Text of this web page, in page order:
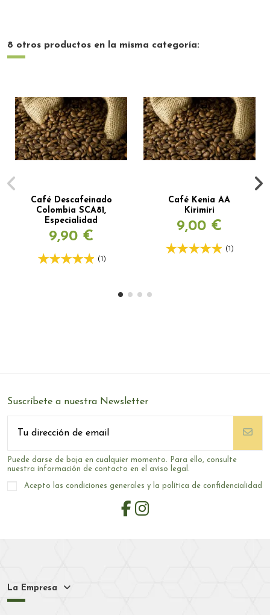
8 otros productos en la misma categoría:
Café Descafeinado
Colombia SCA81,
Especialidad
9,90 €
(1)
Café Kenia AA
Kirimiri
9,00 €
(1)
Suscríbete a nuestra Newsletter
Puede darse de baja en cualquier momento. Para ello, consulte
nuestra información de contacto en el aviso legal.
Acepto las condiciones generales y la política de confidencialidad
La Empresa